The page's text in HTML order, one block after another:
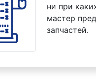
ни при
мастер
запчастей.